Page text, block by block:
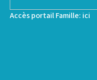
Accès portail Famille: ici